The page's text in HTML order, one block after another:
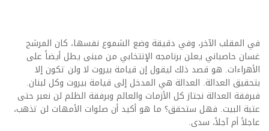
في المقلب الآخر، وفي دقيقة وضع الشموع نفسها، كان المرشح
غسان حاصباني يعلن برنامجه الإنتخابي من مبنى يطل أيضاً على
الأهراءات. هو قصد ذلك ليقول إن قيامة بيروت لا ولن تكون إلا
بتحقيق العدالة. العدالة هي المدخل إلى قيامة بيروت وكل لبنان.
فبرفقة العدالة نجتاز كل الأزمات والعالم وبرفقة الظلم لن نعبر حتى
عتبة البيت. فهل ستحقق؟ ما هو أكيد أن صلوات الأمهات لن تذهب،
عاجلاً أم آجلاً، سدى.